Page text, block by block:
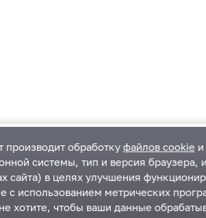
городской округ Московской
производит обработку файлов cookie
системы, тип и версия браузера,
сайта) в целях улучшения
с использованием метрических
хотите, чтобы ваши данные